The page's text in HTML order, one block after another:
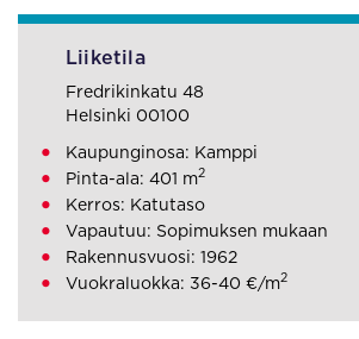
Liiketila
Fredrikinkatu 48
Helsinki 00100
Kaupunginosa: Kamppi
Pinta-ala: 401 m2
Kerros: Katutaso
Vapautuu: Sopimuksen mukaan
Rakennusvuosi: 1962
Vuokraluokka: 36-40 €/m2